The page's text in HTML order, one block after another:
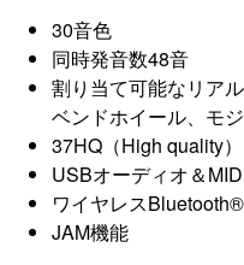
30音色
同時発音数48音
割り当て可能なリア
ベンドホイール、モ
37HQ（High quality
USBオーディオ＆
ワイヤレス
JAM機能